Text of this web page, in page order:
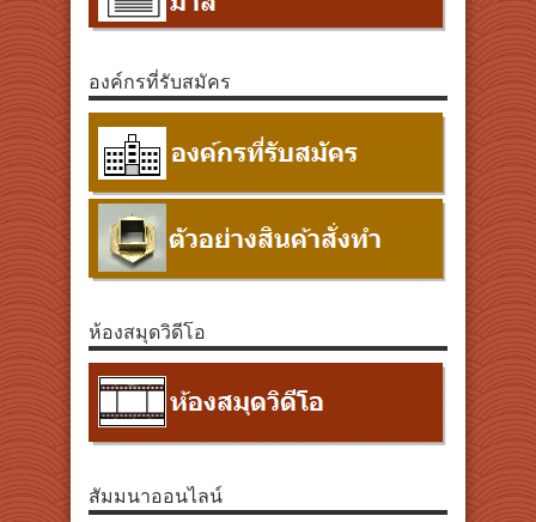
องค์กรที่รับสมัคร
ห้องสมุดวิดีโอ
สัมมนาออนไลน์